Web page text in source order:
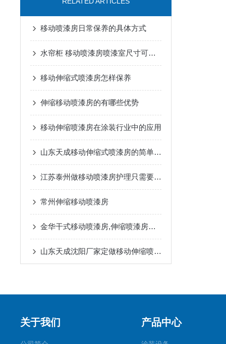
移动喷漆房日常保养的具体方式
水帘柜 移动喷漆房喷漆室尺寸可定做净化空气效果好
移动伸缩式喷漆房怎样保养
伸缩移动喷漆房的有哪些优势
移动伸缩喷漆房在涂装行业中的应用
山东天成移动伸缩式喷漆房的简单介绍
江苏泰州做移动喷漆房护理只需要三点
常州伸缩移动喷漆房
金华干式移动喷漆房,伸缩喷漆房生产厂家
山东天成沈阳厂家定做移动伸缩喷漆房
关于我们 产品中心